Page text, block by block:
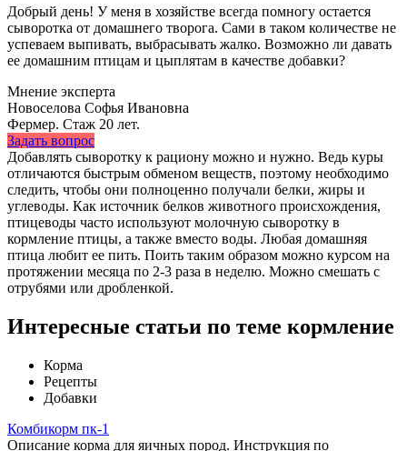
Добрый день! У меня в хозяйстве всегда помногу остается
сыворотка от домашнего творога. Сами в таком количестве не
успеваем выпивать, выбрасывать жалко. Возможно ли давать
ее домашним птицам и цыплятам в качестве добавки?
Мнение эксперта
Новоселова Софья Ивановна
Фермер. Стаж 20 лет.
Задать вопрос
Добавлять сыворотку к рациону можно и нужно. Ведь куры
отличаются быстрым обменом веществ, поэтому необходимо
следить, чтобы они полноценно получали белки, жиры и
углеводы. Как источник белков животного происхождения,
птицеводы часто используют молочную сыворотку в
кормление птицы, а также вместо воды. Любая домашняя
птица любит ее пить. Поить таким образом можно курсом на
протяжении месяца по 2-3 раза в неделю. Можно смешать с
отрубями или дробленкой.
Интересные статьи по теме кормление
Корма
Рецепты
Добавки
Комбикорм пк-1
Описание корма для яичных пород. Инструкция по